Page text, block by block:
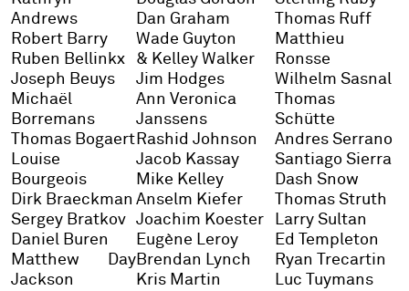
Andrews
Robert Barry
Ruben Bellinkx
Joseph Beuys
Michaël
Borremans
Thomas Bogaert
Louise
Bourgeois
Dirk Braeckman
Sergey Bratkov
Daniel Buren
Matthew Day
Jackson
Dan Graham
Wade Guyton
& Kelley Walker
Jim Hodges
Ann Veronica
Janssens
Rashid Johnson
Jacob Kassay
Mike Kelley
Anselm Kiefer
Joachim Koester
Eugène Leroy
Brendan Lynch
Kris Martin
Thomas Ruff
Matthieu
Ronsse
Wilhelm Sasnal
Thomas
Schütte
Andres Serrano
Santiago Sierra
Dash Snow
Thomas Struth
Larry Sultan
Ed Templeton
Ryan Trecartin
Luc Tuymans